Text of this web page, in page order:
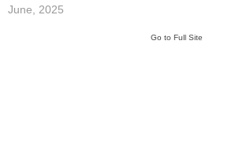
June, 2025
Go to Full Site